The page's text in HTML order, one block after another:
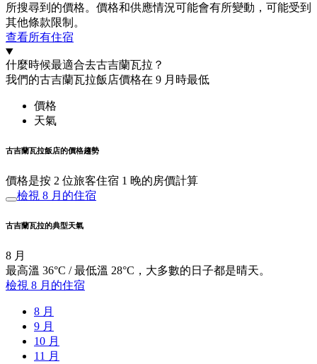
所搜尋到的價格。價格和供應情況可能會有所變動，可能受到
其他條款限制。
查看所有住宿
什麼時候最適合去古吉蘭瓦拉？
我們的古吉蘭瓦拉飯店價格在 9 月時最低
價格
天氣
古吉蘭瓦拉飯店的價格趨勢
價格是按 2 位旅客住宿 1 晚的房價計算
檢視 8 月的住宿
古吉蘭瓦拉的典型天氣
8 月
最高溫 36°C / 最低溫 28°C，大多數的日子都是晴天。
檢視 8 月的住宿
8 月
9 月
10 月
11 月